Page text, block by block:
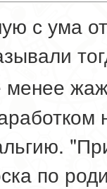
с ума
по